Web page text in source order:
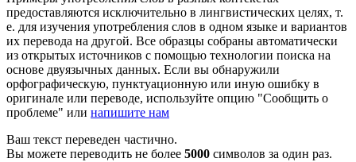
предоставляются исключительно в лингвистических целях, т.
е. для изучения употребления слов в одном языке и вариантов
их перевода на другой. Все образцы собраны автоматически
из открытых источников с помощью технологии поиска на
основе двуязычных данных. Если вы обнаружили
орфографическую, пунктуационную или иную ошибку в
оригинале или переводе, используйте опцию "Сообщить о
проблеме" или напишите нам
Ваш текст переведен частично.
Вы можете переводить не более 5000 символов за один раз.